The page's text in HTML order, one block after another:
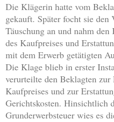
Die Klägerin hatte vom
gekauft. Später focht sie den
Täuschung an und nahm
des Kaufpreises und
mit dem Erwerb getätigten
Die Klage blieb in erster
verurteilte den Beklagten zur
Kaufpreises und zur
Gerichtskosten. Hinsichtlich
Grunderwerbsteuer wies es